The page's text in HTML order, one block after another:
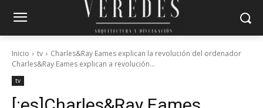
Inicio tv
Charles&Ray Eames explican la revolución del ordenador
Charles&Ray Eames explican a revolución...
tv